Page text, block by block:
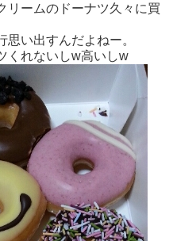
リームのドーナツ久々に買
い出すんだよねー。
くれないしw高いしw